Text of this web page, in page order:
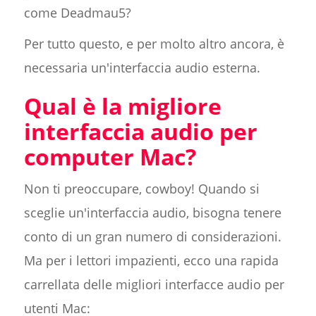
come Deadmau5?
Per tutto questo, e per molto altro ancora, è
necessaria un'interfaccia audio esterna.
Qual è la migliore
interfaccia audio per
computer Mac?
Non ti preoccupare, cowboy! Quando si
sceglie un'interfaccia audio, bisogna tenere
conto di un gran numero di considerazioni.
Ma per i lettori impazienti, ecco una rapida
carrellata delle migliori interfacce audio per
utenti Mac: